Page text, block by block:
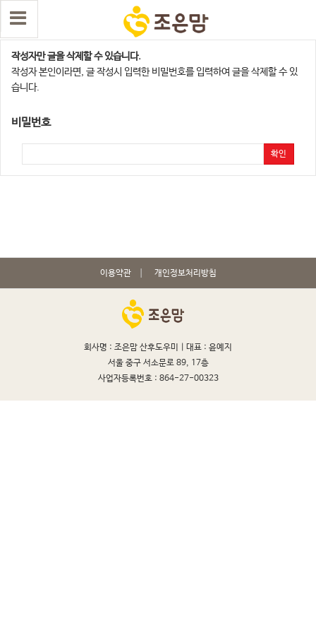
댓글 삭제
작성자만 글을 삭제할 수 있습니다.
작성자 본인이라면, 글 작성시 입력한 비밀번호를 입력하여 글을 삭제할 수 있
습니다.
비밀번호
확인
이용약관 개인정보처리방침
회사명 : 조은맘 산후도우미 | 대표 : 윤예지
서울 중구 서소문로 89, 17층
사업자등록번호 : 864-27-00323